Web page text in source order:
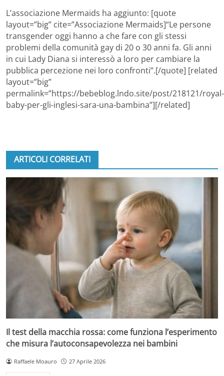
L’associazione Mermaids ha aggiunto: [quote
layout=”big” cite=”Associazione Mermaids]“Le persone
transgender oggi hanno a che fare con gli stessi
problemi della comunità gay di 20 o 30 anni fa. Gli anni
in cui Lady Diana si interessò a loro per cambiare la
pubblica percezione nei loro confronti”.[/quote] [related
layout=”big”
permalink=”https://bebeblog.lndo.site/post/218121/royal-
baby-per-gli-inglesi-sara-una-bambina”][/related]
ARTICOLI CORRELATI
Il test della macchia rossa: come funziona l’esperimento
che misura l’autoconsapevolezza nei bambini
Raffaele Moauro 27 Aprile 2026